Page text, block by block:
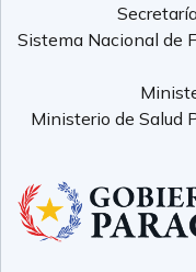
Sistema Nacional de
Ministerio de Salud